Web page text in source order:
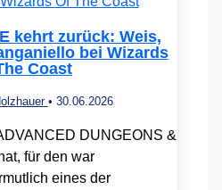
kehrt zurück: Weis,
bei Wizards
Coast
• 30.06.2026
DUNGEONS &
für den war
eines der